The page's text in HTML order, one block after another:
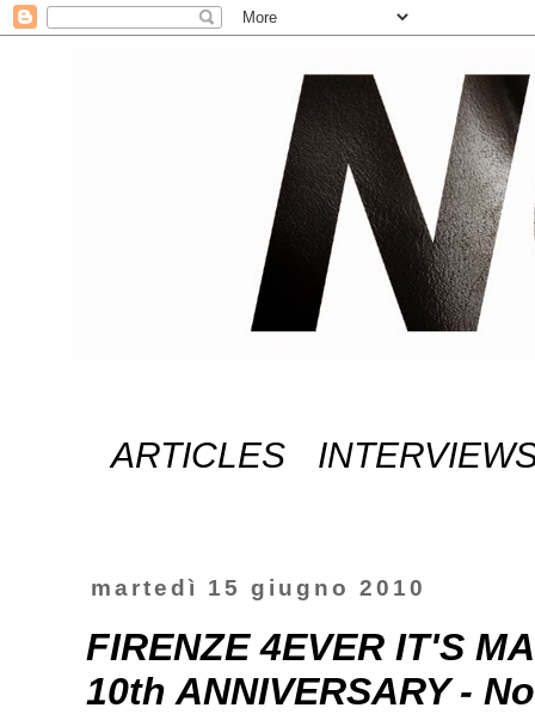
ARTICLES
martedì 15 giugno 2010
FIRENZE 4EVER IT'S
10th ANNIVERSARY -